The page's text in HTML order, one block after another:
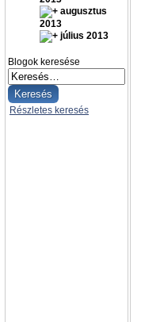
augusztus
2013
július 2013
Blogok keresése
Részletes keresés